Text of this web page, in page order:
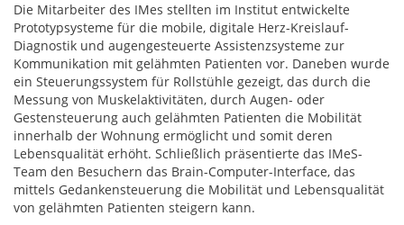
Die Mitarbeiter des IMes stellten im Institut entwickelte
Prototypsysteme für die mobile, digitale Herz-Kreislauf-
Diagnostik und augengesteuerte Assistenzsysteme zur
Kommunikation mit gelähmten Patienten vor. Daneben wurde
ein Steuerungssystem für Rollstühle gezeigt, das durch die
Messung von Muskelaktivitäten, durch Augen- oder
Gestensteuerung auch gelähmten Patienten die Mobilität
innerhalb der Wohnung ermöglicht und somit deren
Lebensqualität erhöht. Schließlich präsentierte das IMeS-
Team den Besuchern das Brain-Computer-Interface, das
mittels Gedankensteuerung die Mobilität und Lebensqualität
von gelähmten Patienten steigern kann.